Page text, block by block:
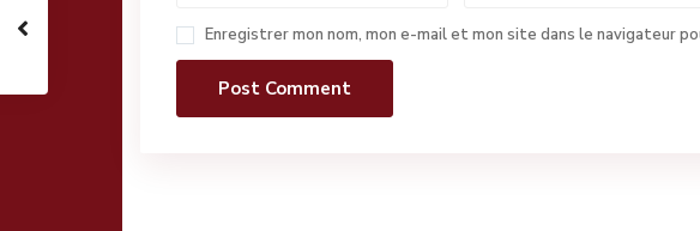
Enregistrer mon nom, mon e-mail et mon site dans le navigateur